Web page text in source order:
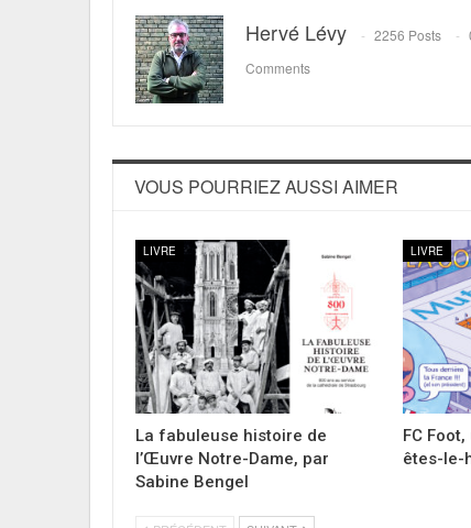
Hervé Lévy 2256 Posts
Comments
VOUS POURRIEZ AUSSI AIMER
LIVRE
La fabuleuse histoire de
l’Œuvre Notre-Dame, par
Sabine Bengel
LIVRE
FC
êtes-le-